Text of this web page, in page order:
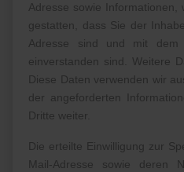
Adresse sowie Informationen,
gestatten, dass Sie der
Adresse sind und mit dem
einverstanden sind. Weitere
Diese Daten verwenden wir
der angeforderten
Dritte weiter.
Die erteilte Einwilligung zur
Mail-Adresse sowie deren